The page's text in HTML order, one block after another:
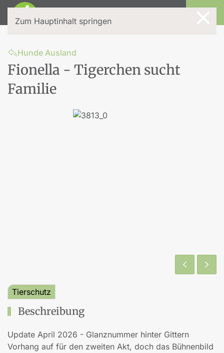
Zum Hauptinhalt springen
Hunde Ausland
Fionella - Tigerchen sucht
Familie
Tierschutz
Beschreibung
Update April 2026 - Glanznummer hinter Gittern
Vorhang auf für den zweiten Akt, doch das Bühnenbild
×